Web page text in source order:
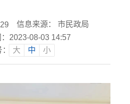
信息来源： 市民政局
2023-08-03 14:57
大 中 小